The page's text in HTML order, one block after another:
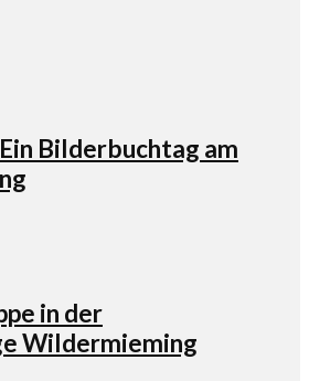
Bilderbuchtag am
in der
Wildermieming